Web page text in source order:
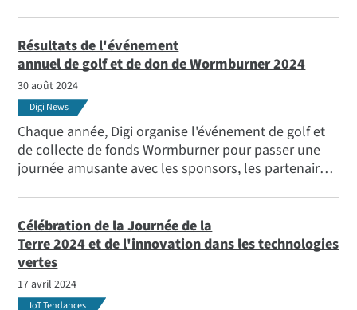
Résultats de l'événement
annuel de golf et de don de Wormburner 2024
30 août 2024
Digi News
Chaque année, Digi organise l'événement de golf et
de collecte de fonds Wormburner pour passer une
journée amusante avec les sponsors, les partenaires,
marquants et les résultats de la collecte de fonds de
cette année.
Célébration de la Journée de la
Terre 2024 et de l'innovation dans les technologies
vertes
17 avril 2024
IoT Tendances